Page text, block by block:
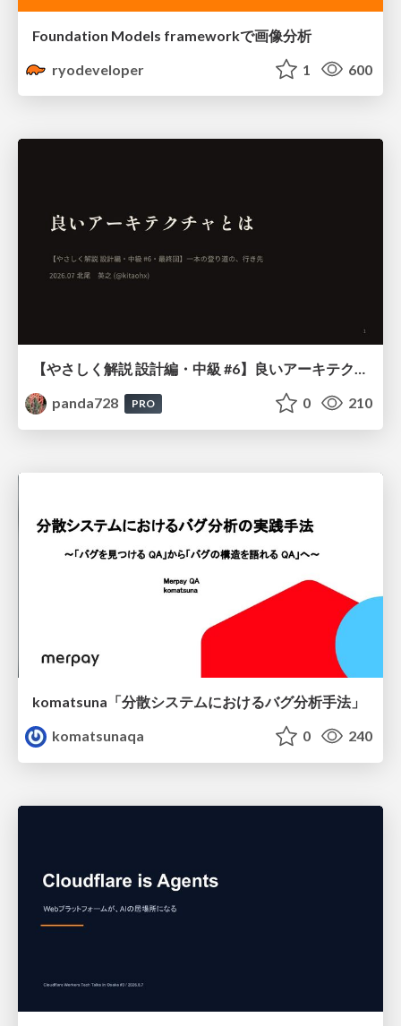
Foundation Models frameworkで画像分析
ryodeveloper
1 600
【やさしく解説 設計編・中級 #6】良いアーキテクチャとは ～ 一本の登り道の、行き先 ～
panda728
PRO 0 210
komatsuna「分散システムにおけるバグ分析手法」
komatsunaqa
0 240